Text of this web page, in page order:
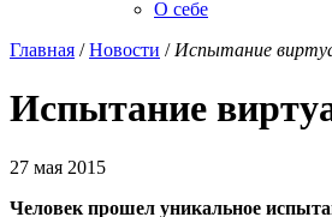
О себе
Главная /Новости / Испытание
Испытание
27 мая 2015
Человек прошел уникальное